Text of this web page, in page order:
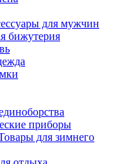
для мужчин
бижутерия
приборы
для зимнего